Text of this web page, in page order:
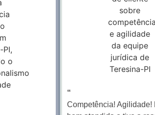
“
Competência! Agilidade!